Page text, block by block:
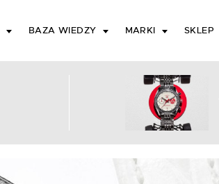
BAZA WIEDZY MARKI SKLEP